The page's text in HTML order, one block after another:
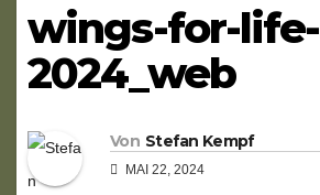
wings-for-life-
2024_web
Von Stefan Kempf
MAI 22, 2024